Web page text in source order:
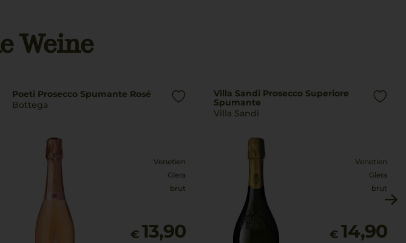
Weine
Poeti Prosecco Spumante Rosé
Bottega
Venetien
Glera
brut
€ 13,90
Villa Sandi Prosecco Superiore
Spumante
Villa Sandi
Venetien
Glera
brut
€ 14,90